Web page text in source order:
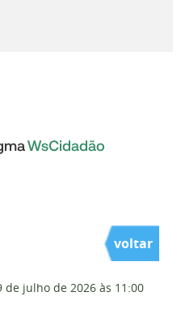
voltar
de julho de 2026 às 11:00